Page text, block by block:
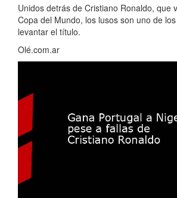
Unidos detrás de Cristiano Ronaldo, que
Copa del Mundo, los lusos son uno de
levantar el título.
Olé.com.ar